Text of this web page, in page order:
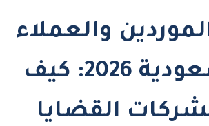
والعملاء
في السعودية 2026: كيف
القضايا